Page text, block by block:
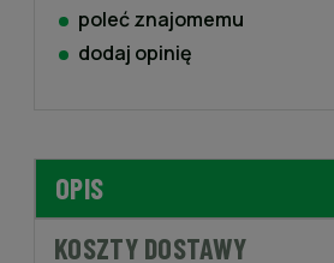
poleć znajomemu
dodaj opinię
OPIS
KOSZTY DOSTAWY